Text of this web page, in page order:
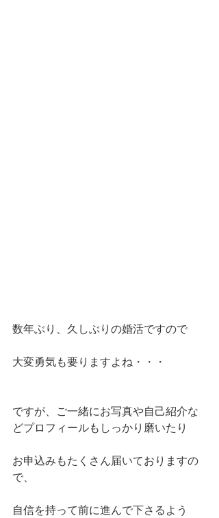
数年ぶり、久しぶりの婚活ですので
大変勇気も要りますよね・・・
ですが、ご一緒にお写真や自己紹介な
どプロフィールもしっかり磨いたり
お申込みもたくさん届いておりますの
で、
自信を持って前に進んで下さるよう